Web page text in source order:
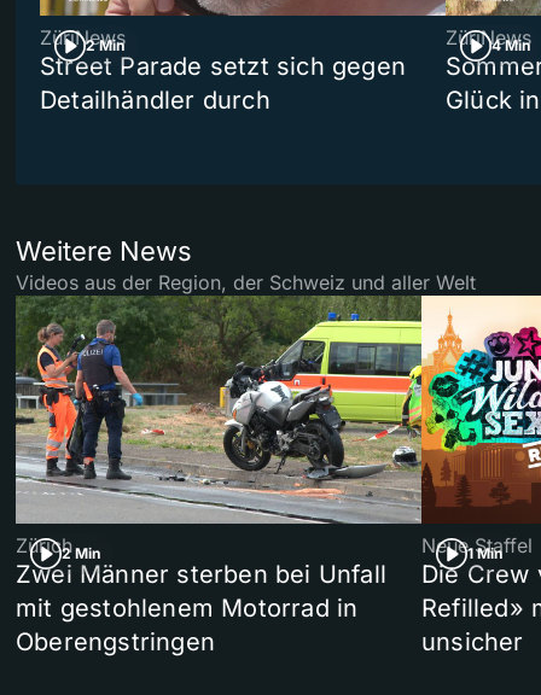
2 Min
ZüriNews
Street Parade setzt sich gegen
Detailhändler durch
4 Min
ZüriNews
Glück
Weitere News
Videos aus der Region, der Schweiz und aller Welt
2 Min
Zürich
Zwei Männer sterben bei Unfall
mit gestohlenem Motorrad in
Oberengstringen
1 Min
Neue Staffel
Die Crew
Refilled»
unsicher